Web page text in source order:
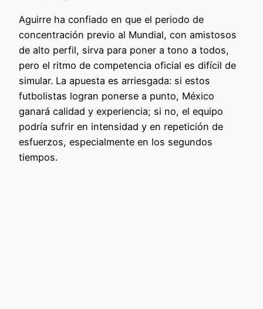
Aguirre ha confiado en que el periodo de
concentración previo al Mundial, con amistosos
de alto perfil, sirva para poner a tono a todos,
pero el ritmo de competencia oficial es difícil de
simular. La apuesta es arriesgada: si estos
futbolistas logran ponerse a punto, México
ganará calidad y experiencia; si no, el equipo
podría sufrir en intensidad y en repetición de
esfuerzos, especialmente en los segundos
tiempos.